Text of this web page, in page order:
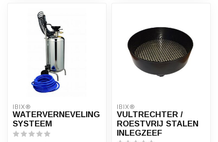
IBIX®
WATERVERNEVELING
SYSTEEM
IBIX®
VULTRECHTER /
ROESTVRIJ STALEN
INLEGZEEF